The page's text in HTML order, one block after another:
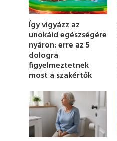
o
f
1
m
i
n
u
t
e
,
s
e
c
o
n
Így vigyázz az
unokáid egészségére
nyáron: erre az 5
dologra
figyelmeztetnek
most a szakértők